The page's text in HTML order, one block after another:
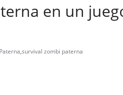
en un
Paterna,survival zombi paterna